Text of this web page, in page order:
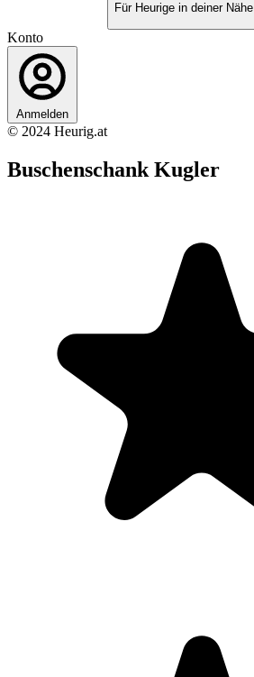
Für Heurige in deiner Nähe
Konto
Anmelden
© 2024 Heurig.at
Buschenschank Kugler